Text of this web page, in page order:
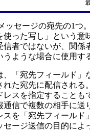
セージの宛先の1つ。
使った写し」という意
信者ではないが、関係
うような場合に使用す
「宛先フィールド」
れた宛先に配信される
レスを指定することも
通信で複数の相手に送
スを「宛先フィールド
セージ送信の目的によ